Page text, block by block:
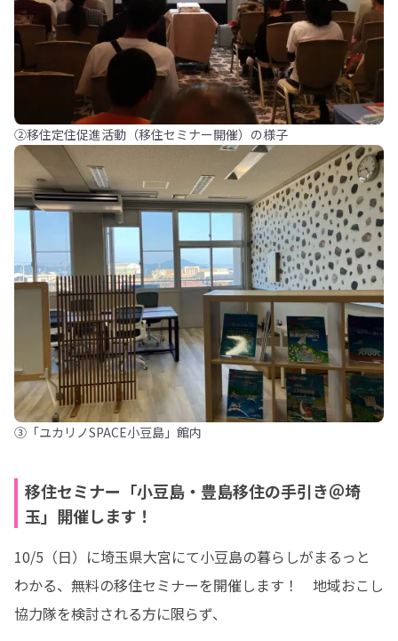
②移住定住促進活動（移住セミナー開催）の様子
③「ユカリノSPACE小豆島」館内
移住セミナー「小豆島・豊島移住の手引き＠埼
玉」開催します！
10/5（日）に埼玉県大宮にて小豆島の暮らしがまるっと
わかる、無料の移住セミナーを開催します！　地域おこし
協力隊を検討される方に限らず、